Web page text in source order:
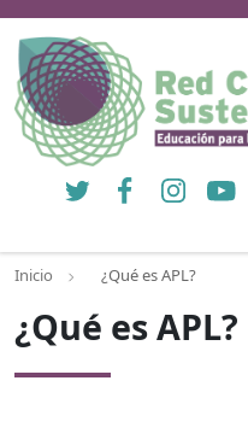
Twitter FacebookInstagram
Inicio ¿Qué es APL?
¿Qué es APL?